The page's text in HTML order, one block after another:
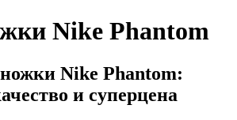
Nike Phantom
Nike Phantom:
и суперцена